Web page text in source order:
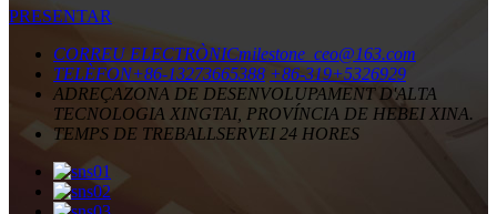
PRESENTAR
CORREU ELECTRÒNICmilestone_ceo@163.com
TELÈFON+86-13273665388 +86-319+5326929
ADREÇAZONA DE DESENVOLUPAMENT D'ALTA
TECNOLOGIA XINGTAI, PROVÍNCIA DE HEBEI XINA.
TEMPS DE TREBALLSERVEI 24 HORES